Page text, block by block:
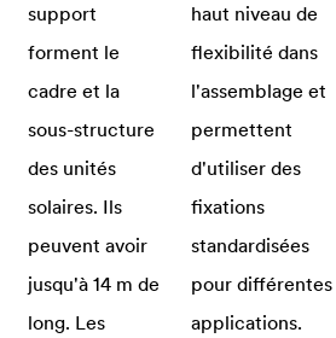
support
forment le
cadre et la
sous-structure
des unités
solaires. Ils
peuvent avoir
jusqu'à 14 m de
long. Les
haut niveau de
flexibilité dans
l'assemblage et
permettent
d'utiliser des
fixations
standardisées
pour différentes
applications.